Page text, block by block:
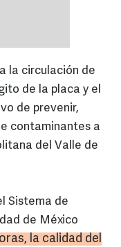
la circulación de
de la placa y el
de prevenir,
contaminantes a
del Valle de
Sistema de
de México
la calidad del